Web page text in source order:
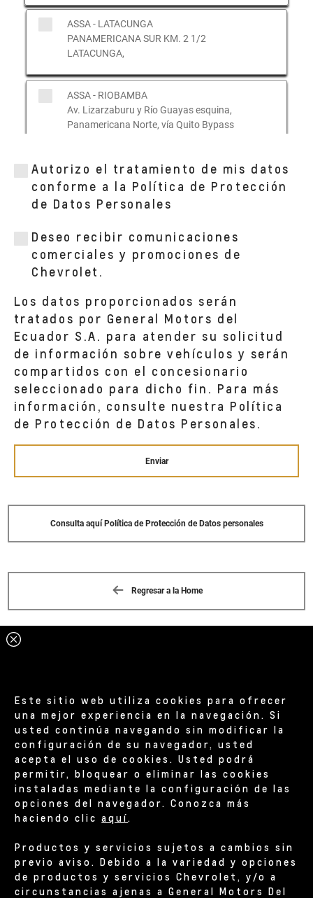
ASSA - LATACUNGA
PANAMERICANA SUR KM. 2 1/2
LATACUNGA,
ASSA - RIOBAMBA
Av. Lizarzaburu y Río Guayas esquina,
Panamericana Norte, vía Quito Bypass
ASSA - AV. CEVALLOS
Filomentor Cuesta
ASSA - PUYO
PUYO,
ASSA - IBARRA
Av Mariano Acosta y Camilo Ponce
Enríquez
Ibarra,
ASSA - LAGO AGRIO
AV. GONZALO LOPEZ MARAÑON Y
CIRCUNVALACION
Autorizo el tratamiento de mis datos
conforme a la Política de Protección
de Datos Personales
Deseo recibir comunicaciones
comerciales y promociones de
Chevrolet.
Los datos proporcionados serán
tratados por General Motors del
Ecuador S.A. para atender su solicitud
de información sobre vehículos y serán
compartidos con el concesionario
seleccionado para dicho fin. Para más
información, consulte nuestra Política
de Protección de Datos Personales.
Enviar
Consulta aquí Política de Protección de Datos personales
Regresar a la Home
Este sitio web utiliza cookies para ofrecer
una mejor experiencia en la navegación. Si
usted continúa navegando sin modificar la
configuración de su navegador, usted
acepta el uso de cookies. Usted podrá
permitir, bloquear o eliminar las cookies
instaladas mediante la configuración de las
opciones del navegador. Conozca más
haciendo clicaquí.
Productos y servicios sujetos a cambios sin
previo aviso. Debido a la variedad y opciones
de productos y servicios Chevrolet, y/o a
circunstancias ajenas a General Motors Del